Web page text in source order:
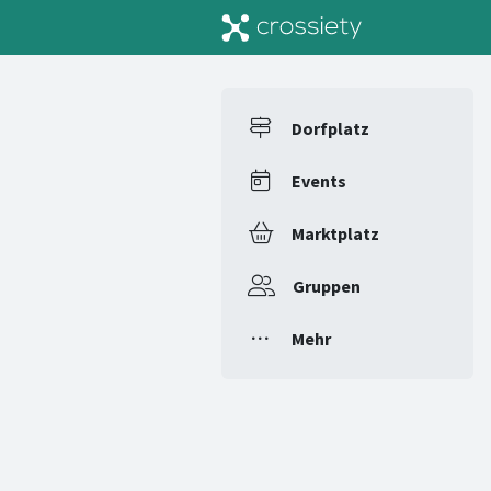
Dorfplatz
Events
Marktplatz
Gruppen
Mehr